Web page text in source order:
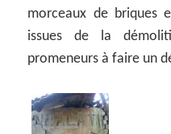
morceaux de briques
issues de la
promeneurs à faire un